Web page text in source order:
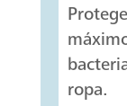
ropa.